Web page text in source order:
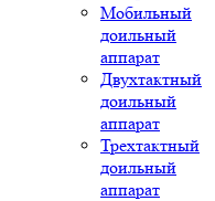
Мобильный
доильный
аппарат
Двухтактный
доильный
аппарат
Трехтактный
доильный
аппарат